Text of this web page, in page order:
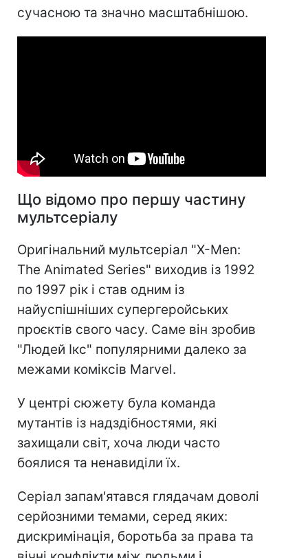
сучасною та значно масштабнішою.
Що відомо про першу частину
мультсеріалу
Оригінальний мультсеріал "X-Men:
The Animated Series" виходив із 1992
по 1997 рік і став одним із
найуспішніших супергеройських
проєктів свого часу. Саме він зробив
"Людей Ікс" популярними далеко за
межами коміксів Marvel.
У центрі сюжету була команда
мутантів із надздібностями, які
захищали світ, хоча люди часто
боялися та ненавиділи їх.
Серіал запам'ятався глядачам доволі
серйозними темами, серед яких:
дискримінація, боротьба за права та